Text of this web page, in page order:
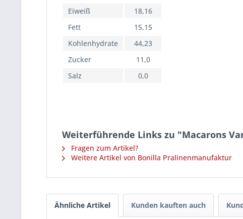
Eiweiß
18,16
Fett
15,15
Kohlenhydrate
44,23
Zucker
11,0
Salz
0,0
Weiterführende Links zu "Macarons
Fragen zum Artikel?
Weitere Artikel von Bonilla Pralinenmanufaktur
Ähnliche Artikel Kunden kauften auch